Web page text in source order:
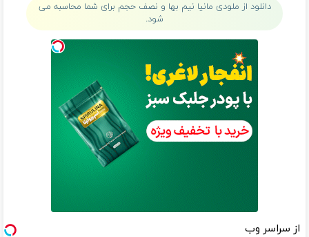
دانلود از ملودی مانیا نیم بها و نصف حجم برای شما محاسبه می
شود.
از سراسر وب